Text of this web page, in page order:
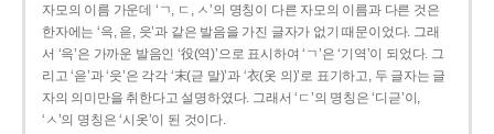
자모의 이름 가운데 ‘ㄱ, ㄷ, ㅅ’의 명칭이 다른 자모의 이름과 다른 것은
한자에는 ‘윽, 읃, 읏’과 같은 발음을 가진 글자가 없기 때문이었다. 그래
서 ‘윽’은 가까운 발음인 ‘役(역)’으로 표시하여 ‘ㄱ’은 ‘기역’이 되었다. 그
리고 ‘읃’과 ‘읏’은 각각 ‘末(귿 말)’과 ‘衣(옷 의)’로 표기하고, 두 글자는 글
자의 의미만을 취한다고 설명하였다. 그래서 ‘ㄷ’의 명칭은 ‘디귿’이,
‘ㅅ’의 명칭은 ‘시옷’이 된 것이다.